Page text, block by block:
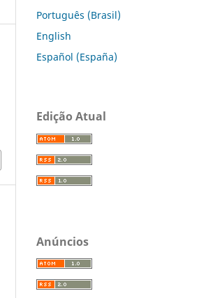
Português (Brasil)
English
Español (España)
Edição Atual
Anúncios